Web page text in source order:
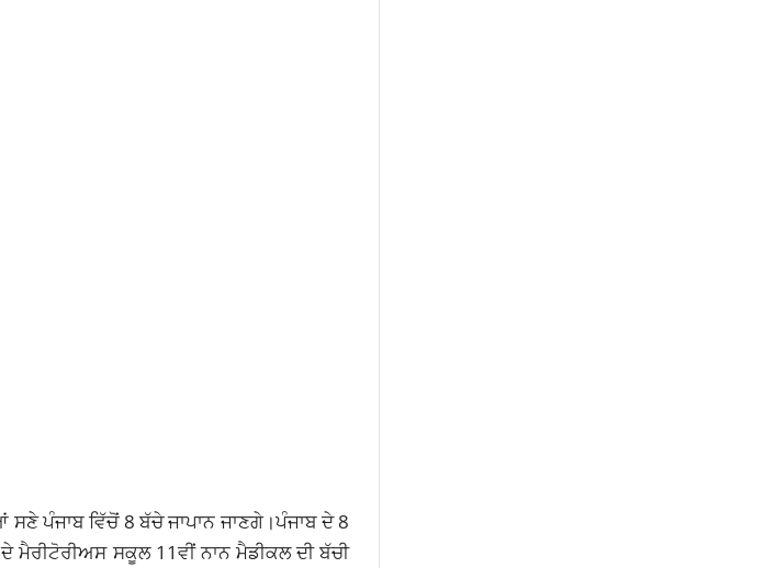
ਪੰਜਾਬ ਵਿੱਚੋਂ 8 ਬੱਚੇ ਜਾਪਾਨ ਜਾਣਗੇ।ਪੰਜਾਬ ਦੇ 8
ਸਕੂਲ 11ਵੀਂ ਨਾਨ ਮੈਡੀਕਲ ਦੀ ਬੱਚੀ